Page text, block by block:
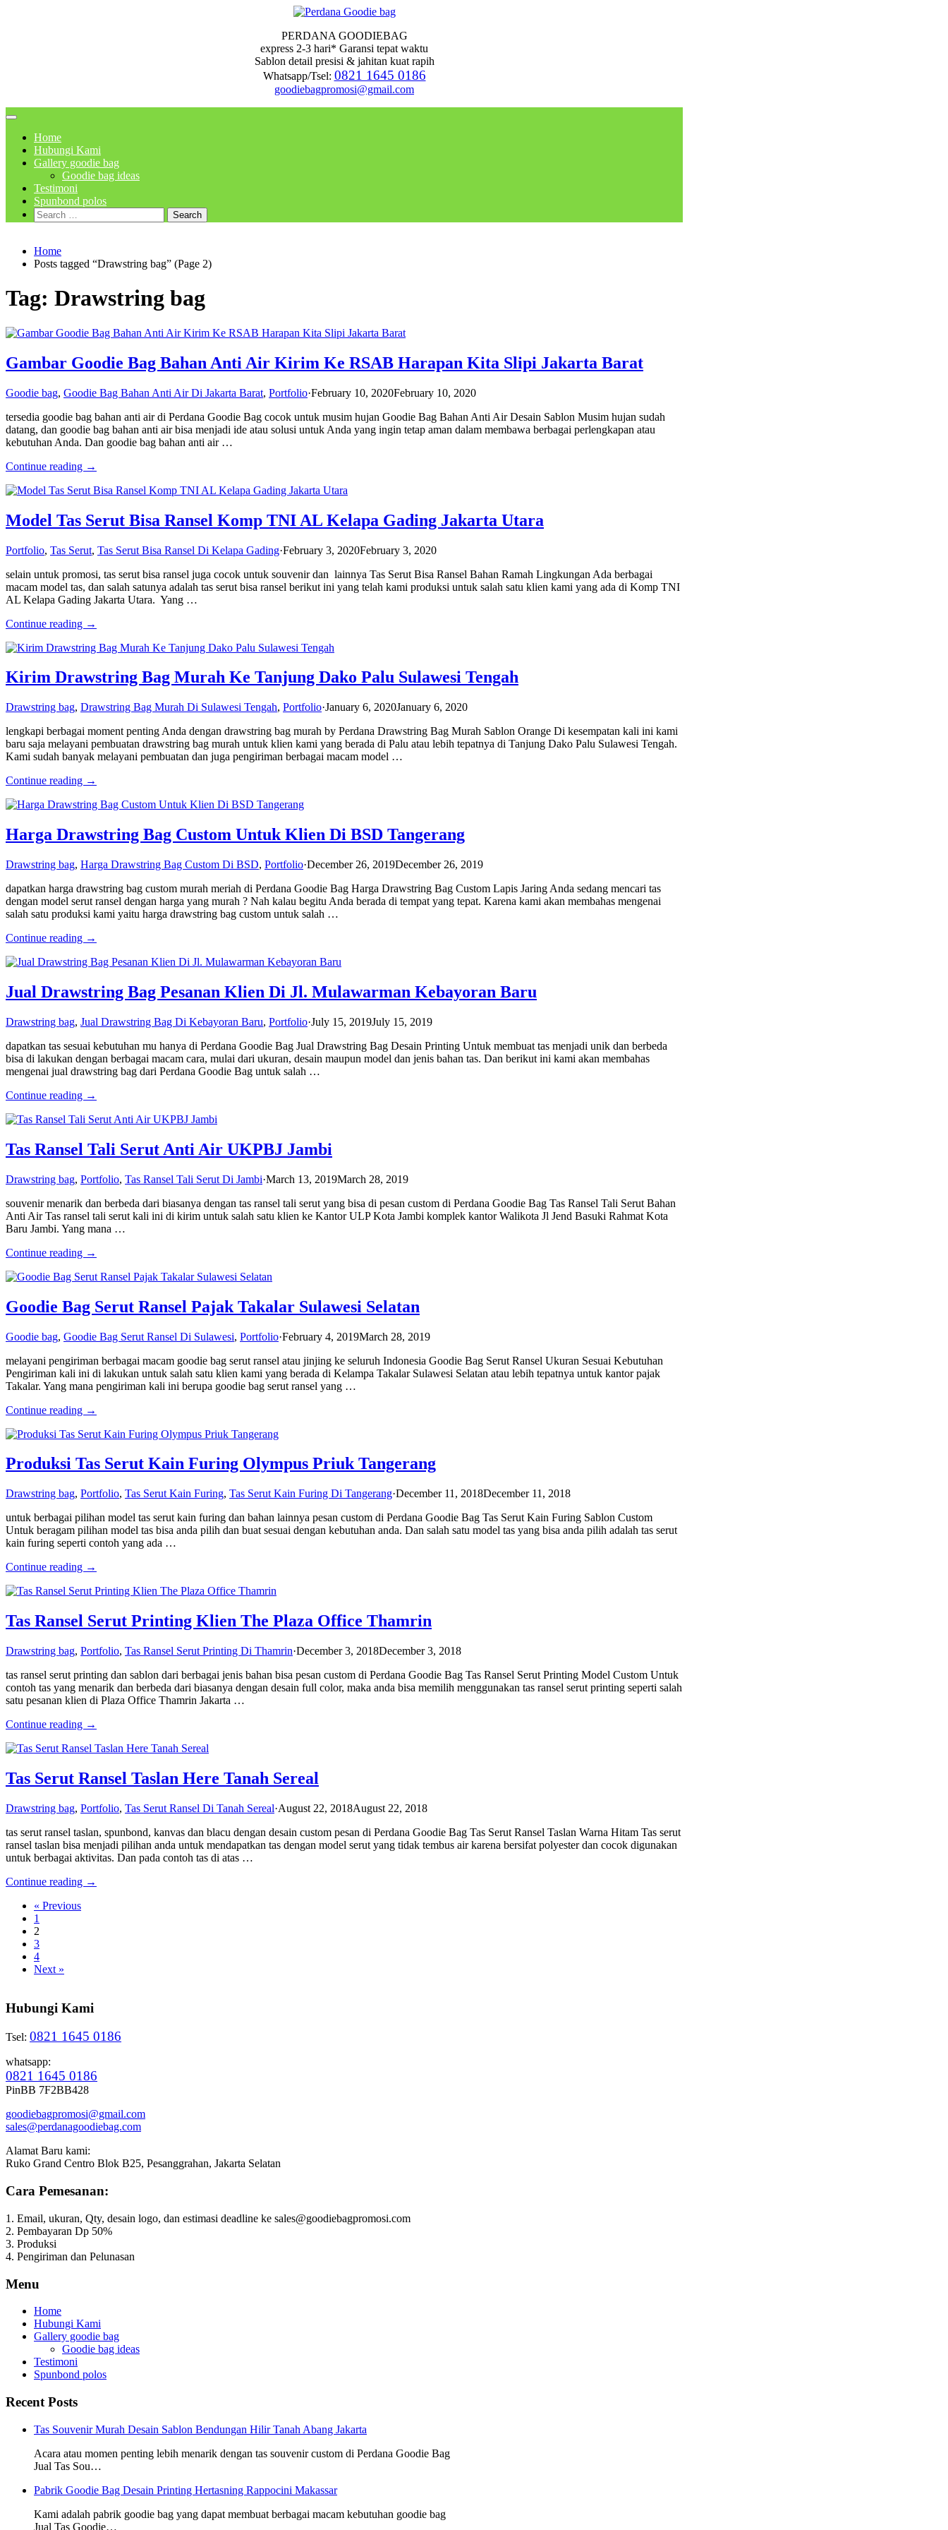
PERDANA GOODIEBAG
express 2-3 hari* Garansi tepat waktu
Sablon detail presisi & jahitan kuat rapih
Whatsapp/Tsel: 0821 1645 0186
goodiebagpromosi@gmail.com
Home
Hubungi Kami
Gallery goodie bag
Goodie bag ideas
Testimoni
Spunbond polos
Search
for:
Home
Posts tagged “Drawstring bag” (Page 2)
Tag: Drawstring bag
Gambar Goodie Bag Bahan Anti Air Kirim Ke RSAB Harapan Kita Slipi Jakarta Barat
Goodie bag, Goodie Bag Bahan Anti Air Di Jakarta Barat, Portfolio·February 10, 2020February 10, 2020
tersedia goodie bag bahan anti air di Perdana Goodie Bag cocok untuk musim hujan Goodie Bag Bahan Anti Air Desain Sablon Musim hujan sudah
datang, dan goodie bag bahan anti air bisa menjadi ide atau solusi untuk Anda yang ingin tetap aman dalam membawa berbagai perlengkapan atau
kebutuhan Anda. Dan goodie bag bahan anti air …
Continue reading →
Model Tas Serut Bisa Ransel Komp TNI AL Kelapa Gading Jakarta Utara
Portfolio, Tas Serut, Tas Serut Bisa Ransel Di Kelapa Gading·February 3, 2020February 3, 2020
selain untuk promosi, tas serut bisa ransel juga cocok untuk souvenir dan lainnya Tas Serut Bisa Ransel Bahan Ramah Lingkungan Ada berbagai
macam model tas, dan salah satunya adalah tas serut bisa ransel berikut ini yang telah kami produksi untuk salah satu klien kami yang ada di Komp TNI
AL Kelapa Gading Jakarta Utara. Yang …
Continue reading →
Kirim Drawstring Bag Murah Ke Tanjung Dako Palu Sulawesi Tengah
Drawstring bag, Drawstring Bag Murah Di Sulawesi Tengah, Portfolio·January 6, 2020January 6, 2020
lengkapi berbagai moment penting Anda dengan drawstring bag murah by Perdana Drawstring Bag Murah Sablon Orange Di kesempatan kali ini kami
baru saja melayani pembuatan drawstring bag murah untuk klien kami yang berada di Palu atau lebih tepatnya di Tanjung Dako Palu Sulawesi Tengah.
Kami sudah banyak melayani pembuatan dan juga pengiriman berbagai macam model …
Continue reading →
Harga Drawstring Bag Custom Untuk Klien Di BSD Tangerang
Drawstring bag, Harga Drawstring Bag Custom Di BSD, Portfolio·December 26, 2019December 26, 2019
dapatkan harga drawstring bag custom murah meriah di Perdana Goodie Bag Harga Drawstring Bag Custom Lapis Jaring Anda sedang mencari tas
dengan model serut ransel dengan harga yang murah ? Nah kalau begitu Anda berada di tempat yang tepat. Karena kami akan membahas mengenai
salah satu produksi kami yaitu harga drawstring bag custom untuk salah …
Continue reading →
Jual Drawstring Bag Pesanan Klien Di Jl. Mulawarman Kebayoran Baru
Drawstring bag, Jual Drawstring Bag Di Kebayoran Baru, Portfolio·July 15, 2019July 15, 2019
dapatkan tas sesuai kebutuhan mu hanya di Perdana Goodie Bag Jual Drawstring Bag Desain Printing Untuk membuat tas menjadi unik dan berbeda
bisa di lakukan dengan berbagai macam cara, mulai dari ukuran, desain maupun model dan jenis bahan tas. Dan berikut ini kami akan membahas
mengenai jual drawstring bag dari Perdana Goodie Bag untuk salah …
Continue reading →
Tas Ransel Tali Serut Anti Air UKPBJ Jambi
Drawstring bag, Portfolio, Tas Ransel Tali Serut Di Jambi·March 13, 2019March 28, 2019
souvenir menarik dan berbeda dari biasanya dengan tas ransel tali serut yang bisa di pesan custom di Perdana Goodie Bag Tas Ransel Tali Serut Bahan
Anti Air Tas ransel tali serut kali ini di kirim untuk salah satu klien ke Kantor ULP Kota Jambi komplek kantor Walikota Jl Jend Basuki Rahmat Kota
Baru Jambi. Yang mana …
Continue reading →
Goodie Bag Serut Ransel Pajak Takalar Sulawesi Selatan
Goodie bag, Goodie Bag Serut Ransel Di Sulawesi, Portfolio·February 4, 2019March 28, 2019
melayani pengiriman berbagai macam goodie bag serut ransel atau jinjing ke seluruh Indonesia Goodie Bag Serut Ransel Ukuran Sesuai Kebutuhan
Pengiriman kali ini di lakukan untuk salah satu klien kami yang berada di Kelampa Takalar Sulawesi Selatan atau lebih tepatnya untuk kantor pajak
Takalar. Yang mana pengiriman kali ini berupa goodie bag serut ransel yang …
Continue reading →
Produksi Tas Serut Kain Furing Olympus Priuk Tangerang
Drawstring bag, Portfolio, Tas Serut Kain Furing, Tas Serut Kain Furing Di Tangerang·December 11, 2018December 11, 2018
untuk berbagai pilihan model tas serut kain furing dan bahan lainnya pesan custom di Perdana Goodie Bag Tas Serut Kain Furing Sablon Custom
Untuk beragam pilihan model tas bisa anda pilih dan buat sesuai dengan kebutuhan anda. Dan salah satu model tas yang bisa anda pilih adalah tas serut
kain furing seperti contoh yang ada …
Continue reading →
Tas Ransel Serut Printing Klien The Plaza Office Thamrin
Drawstring bag, Portfolio, Tas Ransel Serut Printing Di Thamrin·December 3, 2018December 3, 2018
tas ransel serut printing dan sablon dari berbagai jenis bahan bisa pesan custom di Perdana Goodie Bag Tas Ransel Serut Printing Model Custom Untuk
contoh tas yang menarik dan berbeda dari biasanya dengan desain full color, maka anda bisa memilih menggunakan tas ransel serut printing seperti salah
satu pesanan klien di Plaza Office Thamrin Jakarta …
Continue reading →
Tas Serut Ransel Taslan Here Tanah Sereal
Drawstring bag, Portfolio, Tas Serut Ransel Di Tanah Sereal·August 22, 2018August 22, 2018
tas serut ransel taslan, spunbond, kanvas dan blacu dengan desain custom pesan di Perdana Goodie Bag Tas Serut Ransel Taslan Warna Hitam Tas serut
ransel taslan bisa menjadi pilihan anda untuk mendapatkan tas dengan model serut yang tidak tembus air karena bersifat polyester dan cocok digunakan
untuk berbagai aktivitas. Dan pada contoh tas di atas …
Continue reading →
« Previous
1
2
3
4
Next »
Hubungi Kami
Tsel: 0821 1645 0186
whatsapp:
0821 1645 0186
PinBB 7F2BB428
goodiebagpromosi@gmail.com
sales@perdanagoodiebag.com
Alamat Baru kami:
Ruko Grand Centro Blok B25, Pesanggrahan, Jakarta Selatan
Cara Pemesanan:
1. Email, ukuran, Qty, desain logo, dan estimasi deadline ke sales@goodiebagpromosi.com
2. Pembayaran Dp 50%
3. Produksi
4. Pengiriman dan Pelunasan
Menu
Home
Hubungi Kami
Gallery goodie bag
Goodie bag ideas
Testimoni
Spunbond polos
Recent Posts
Tas Souvenir Murah Desain Sablon Bendungan Hilir Tanah Abang Jakarta
Acara atau momen penting lebih menarik dengan tas souvenir custom di Perdana Goodie Bag
Jual Tas Sou…
Pabrik Goodie Bag Desain Printing Hertasning Rappocini Makassar
Kami adalah pabrik goodie bag yang dapat membuat berbagai macam kebutuhan goodie bag
Jual Tas Goodie…